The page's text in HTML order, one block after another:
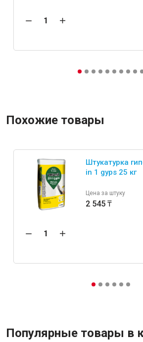
Похожие товары
Штукатурка
in 1 gyps 25 кг
Цена за штуку
2 545 ₸
Популярные товары в